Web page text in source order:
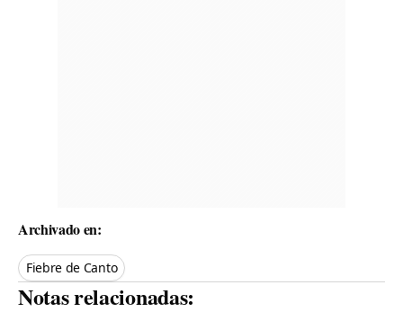
Archivado en:
Fiebre de Canto
Notas relacionadas: